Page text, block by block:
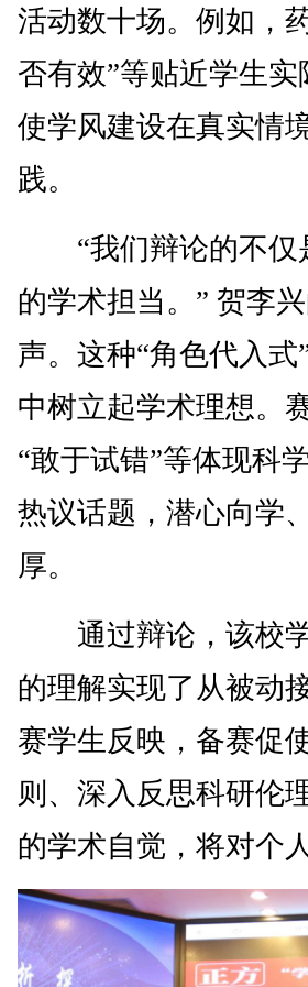
活动数十场。例如，
否有效”等贴近学生
使学风建设在真实情
践。
“我们辩论的不仅
的学术担当。” 贺李
声。这种“角色代入
中树立起学术理想。
“敢于试错”等体现科
热议话题，潜心向学
厚。
通过辩论，该校学
的理解实现了从被动
赛学生反映，备赛促
则、深入反思科研伦
的学术自觉，将对个